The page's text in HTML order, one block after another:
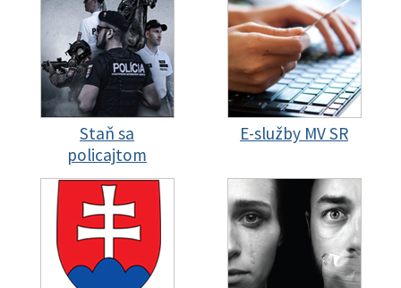
Staň sa
policajtom
E-služby MV SR